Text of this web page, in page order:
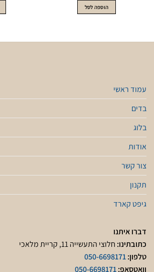
הוספה לסל
עמוד ראשי
בדים
בלוג
אודות
צור קשר
תקנון
גיפט קארד
דברו איתנו
כתובתינו: חלוצי התעשייה 11, קריית מלאכי
טלפון:050-6698171
וואטסאפ:050-6698171